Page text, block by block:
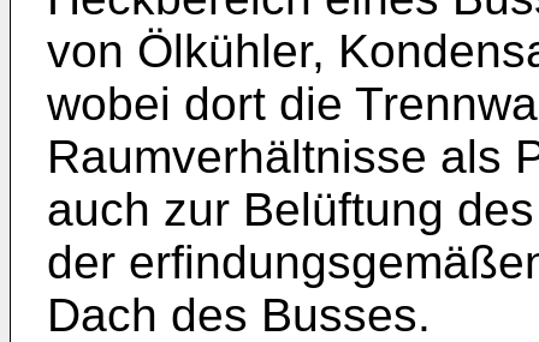
von Ölkühler,
wobei dort die
Raumverhältnisse als
auch zur Belüftung
der
Dach des Busses.